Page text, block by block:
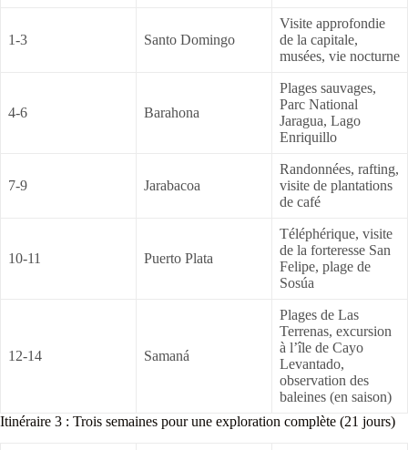
1-3 Santo Domingo
Visite approfondie
de la capitale,
musées, vie nocturne
4-6 Barahona
Plages sauvages,
Parc National
Jaragua, Lago
Enriquillo
7-9 Jarabacoa
Randonnées, rafting,
visite de plantations
de café
10-11 Puerto Plata
Téléphérique, visite
de la forteresse San
Felipe, plage de
Sosúa
12-14 Samaná
Plages de Las
Terrenas, excursion
à l’île de Cayo
Levantado,
observation des
baleines (en saison)
Itinéraire 3 : Trois semaines pour une exploration complète (21 jours)